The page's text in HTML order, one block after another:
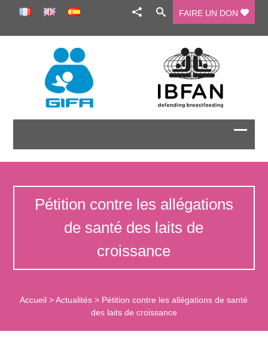
FAIRE UN DON
Pétition contre les allégations
de santé des laits de
croissance
Accueil >Actualités > Pétition contre les allégations de santé
des laits de croissance